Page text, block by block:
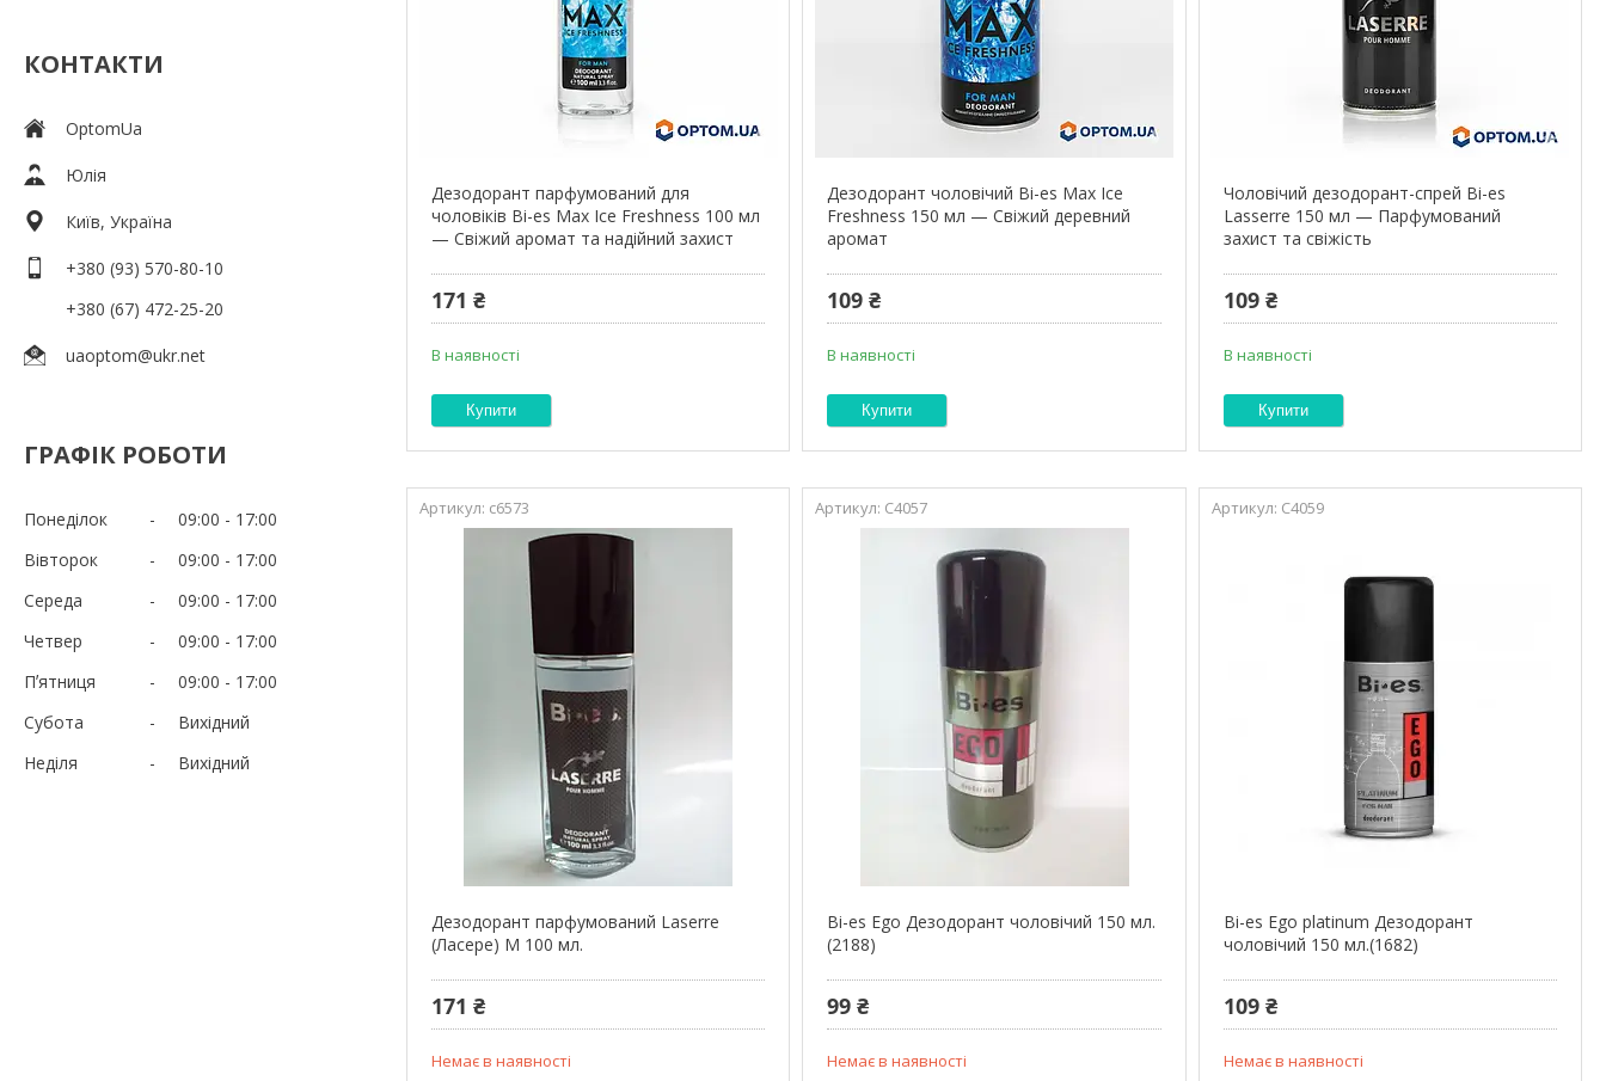
КОНТАКТИ
OptomUa
Юлія
Київ, Україна
+380 (93) 570-80-10
+380 (67) 472-25-20
uaoptom@ukr.net
ГРАФІК РОБОТИ
Понеділок 09:00
17:00
Вівторок
09:00
17:00
Середа
09:00
17:00
Четвер
09:00
17:00
Пʼятниця
09:00
17:00
Субота
Вихідний
Неділя
Вихідний
Дезодорант парфумований для
чоловіків Bi-es Max Ice Freshness 100 мл
— Свіжий аромат та надійний захист
171 ₴
В наявності
Купити
Дезодорант чоловічий Bi-es Max Ice
Freshness 150 мл — Свіжий деревний
аромат
109 ₴
В наявності
Купити
Чоловічий дезодорант-спрей Bi-es
Lasserre 150 мл — Парфумований
захист та свіжість
109 ₴
В наявності
Купити
с6573
Дезодорант парфумований Laserre
(Ласере) М 100 мл.
171 ₴
Немає в наявності
С4057
Bi-es Ego Дезодорант чоловічий 150 мл.
(2188)
99 ₴
Немає в наявності
С4059
Bi-es Ego platinum Дезодорант
чоловічий 150 мл.(1682)
109 ₴
Немає в наявності